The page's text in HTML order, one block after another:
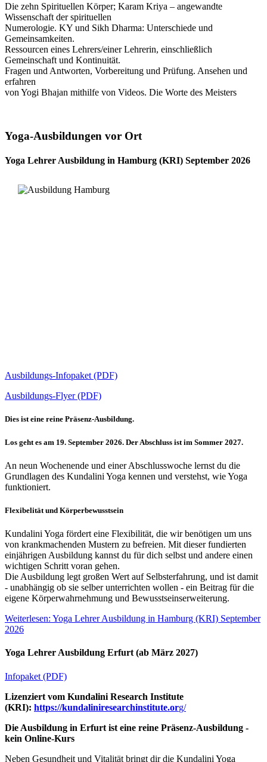
Die zehn Spirituellen Körper; Karam Kriya – angewandte
Wissenschaft der spirituellen
Numerologie. KY und Sikh Dharma: Unterschiede und
Gemeinsamkeiten.
Ressourcen eines Lehrers/einer Lehrerin, einschließlich
Gemeinschaft und Kontinuität.
Fragen und Antworten, Vorbereitung und Prüfung. Ansehen und
erfahren
von Yogi Bhajan mithilfe von Videos. Die Worte des Meisters
Yoga-Ausbildungen vor Ort
Yoga Lehrer Ausbildung in Hamburg (KRI) September 2026
Ausbildungs-Infopaket (PDF)
Ausbildungs-Flyer (PDF)
Dies ist eine reine Präsenz-Ausbildung.
Los geht es am 19. September 2026. Der Abschluss ist im Sommer 2027.
An neun Wochenende und einer Abschlusswoche lernst du die
Grundlagen des Kundalini Yoga kennen und verstehst, wie Yoga
funktioniert.
Flexibelität und Körperbewusstsein
Kundalini Yoga fördert eine Flexibilität, die wir benötigen um uns
von krankmachenden Mustern zu befreien. Mit dieser fundierten
einjährigen Ausbildung kannst du für dich selbst und andere einen
wichtigen Schritt voran gehen.
Die Ausbildung legt großen Wert auf Selbsterfahrung, und ist damit
- unabhängig ob sie selber unterrichten wollen - ein Beitrag für die
eigene Körperwahrnehmung und Bewusstseinserweiterung.
Weiterlesen: Yoga Lehrer Ausbildung in Hamburg (KRI) September
2026
Yoga Lehrer Ausbildung Erfurt (ab März 2027)
Infopaket (PDF)
Lizenziert vom Kundalini Research Institute
(KRI): https://kundaliniresearchinstitute.org/
Die Ausbildung in Erfurt ist eine reine Präsenz-Ausbildung -
kein Online-Kurs
Neben Gesundheit und Vitalität bringt dir die Kundalini Yoga